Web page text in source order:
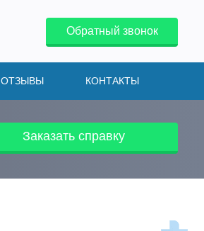
Обратный звонок
ОТЗЫВЫ КОНТАКТЫ
Заказать справку